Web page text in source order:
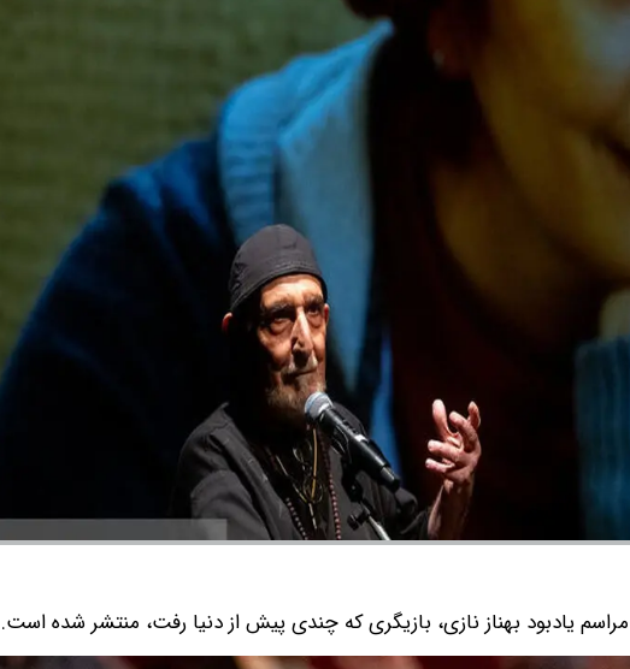
یادبود بهناز نازی، بازیگری که چندی پیش از دنیا رفت، منتشر شده است.